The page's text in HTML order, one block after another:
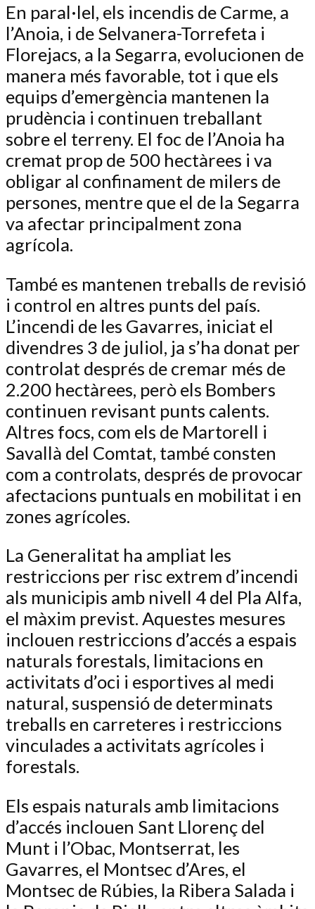
En paral·lel, els incendis de Carme, a
l’Anoia, i de Selvanera-Torrefeta i
Florejacs, a la Segarra, evolucionen de
manera més favorable, tot i que els
equips d’emergència mantenen la
prudència i continuen treballant
sobre el terreny. El foc de l’Anoia ha
cremat prop de 500 hectàrees i va
obligar al confinament de milers de
persones, mentre que el de la Segarra
va afectar principalment zona
agrícola.
També es mantenen treballs de revisió
i control en altres punts del país.
L’incendi de les Gavarres, iniciat el
divendres 3 de juliol, ja s’ha donat per
controlat després de cremar més de
2.200 hectàrees, però els Bombers
continuen revisant punts calents.
Altres focs, com els de Martorell i
Savallà del Comtat, també consten
com a controlats, després de provocar
afectacions puntuals en mobilitat i en
zones agrícoles.
La Generalitat ha ampliat les
restriccions per risc extrem d’incendi
als municipis amb nivell 4 del Pla Alfa,
el màxim previst. Aquestes mesures
inclouen restriccions d’accés a espais
naturals forestals, limitacions en
activitats d’oci i esportives al medi
natural, suspensió de determinats
treballs en carreteres i restriccions
vinculades a activitats agrícoles i
forestals.
Els espais naturals amb limitacions
d’accés inclouen Sant Llorenç del
Munt i l’Obac, Montserrat, les
Gavarres, el Montsec d’Ares, el
Montsec de Rúbies, la Ribera Salada i